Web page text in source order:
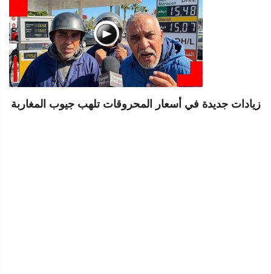
زيادات جديدة في أسعار المحروقات تلهب جيوب المغاربة